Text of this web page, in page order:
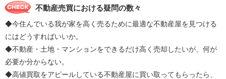
不動産売買における疑問の数々
◆今住んでいる我が家を高く売るために最適な不動産屋を見つける
にはどうすればいいか。
◆不動産・土地・マンションをできるだけ高く売却したいが、何が
必要か分からない。
◆高値買取をアピールしている不動産屋に買い取ってもらったら、